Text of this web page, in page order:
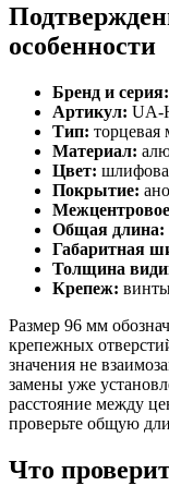
особенности
Бренд и серия:
Артикул: UA-
Тип: торцевая
Материал:
Цвет:
Покрытие:
Общая длина:
Габаритная
Толщина
Крепеж:
Размер 96 мм
крепежных
значения не
замены уже
расстояние между
проверьте общую
Что